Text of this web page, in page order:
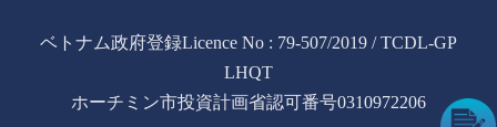
ベトナム政府登録Licence No : 79-507/2019 / TCDL-GP
LHQT
ホーチミン市投資計画省認可番号0310972206